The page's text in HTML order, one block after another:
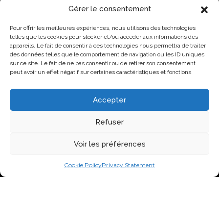
Gérer le consentement
Pour offrir les meilleures expériences, nous utilisons des technologies
telles que les cookies pour stocker et/ou accéder aux informations des
appareils. Le fait de consentir à ces technologies nous permettra de traiter
des données telles que le comportement de navigation ou les ID uniques
sur ce site. Le fait de ne pas consentir ou de retirer son consentement
peut avoir un effet négatif sur certaines caractéristiques et fonctions.
Accepter
Refuser
Voir les préférences
Cookie PolicyPrivacy Statement
e
d
.
*
Lovo Kicks Off its Industrial Egg Campus in Saint-
Hyacinthe
Lovo Honored by AQINAC for Its Sustainable “Protéines
collectives” Initiative
New Identity, New Approach: Groupe Nutri Becomes
Lovo Announces Expansion of Its Saint-Lambert-de-
Lauzon Egg Grading Facility